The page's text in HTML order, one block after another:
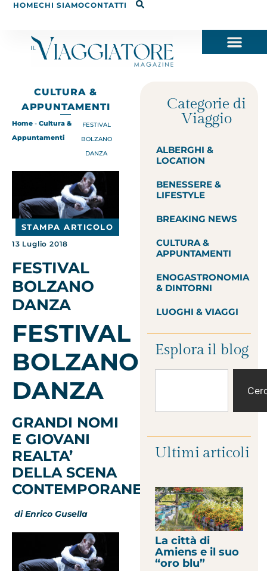
HOMECHI SIAMOCONTATTI
CULTURA &
APPUNTAMENTI
Home - Cultura &
Appuntamenti
FESTIVAL
BOLZANO
DANZA
STAMPA ARTICOLO
13 Luglio 2018
FESTIVAL
BOLZANO
DANZA
FESTIVAL
BOLZANO
DANZA
GRANDI NOMI
E GIOVANI
REALTA’
DELLA SCENA
CONTEMPORANEA
di Enrico Gusella
Categorie di
Viaggio
ALBERGHI &
LOCATION
BENESSERE &
LIFESTYLE
BREAKING NEWS
CULTURA &
APPUNTAMENTI
ENOGASTRONOMIA
& DINTORNI
LUOGHI & VIAGGI
Esplora il blog
Ultimi articoli
La città di
Amiens e il suo
“oro blu”